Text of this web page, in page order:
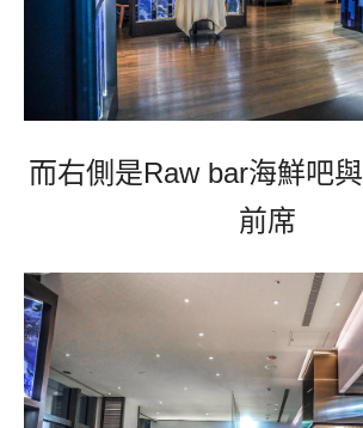
而右側是Raw bar海鮮吧與
前席